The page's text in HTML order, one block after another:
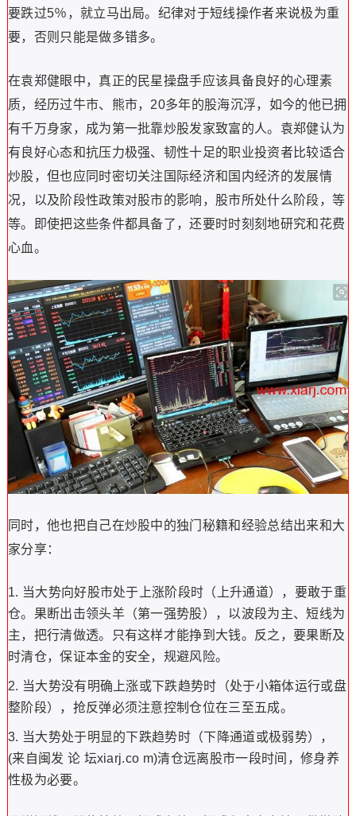
要跌过5％，就立马出局。纪律对于短线操作者来说极为重
要，否则只能是做多错多。
在袁郑健眼中，真正的民星操盘手应该具备良好的心理素
质，经历过牛市、熊市，20多年的股海沉浮，如今的他已拥
有千万身家，成为第一批靠炒股发家致富的人。袁郑健认为
有良好心态和抗压力极强、韧性十足的职业投资者比较适合
炒股，但也应同时密切关注国际经济和国内经济的发展情
况，以及阶段性政策对股市的影响，股市所处什么阶段，等
等。即使把这些条件都具备了，还要时时刻刻地研究和花费
心血。
同时，他也把自己在炒股中的独门秘籍和经验总结出来和大
家分享：
当大势向好股市处于上涨阶段时（上升通道），要敢于重
仓。果断出击领头羊（第一强势股），以波段为主、短线为
主，把行清做透。只有这样才能挣到大钱。反之，要果断及
时清仓，保证本金的安全，规避风险。
当大势没有明确上涨或下跌趋势时（处于小箱体运行或盘
整阶段），抢反弹必须注意控制仓位在三至五成。
当大势处于明显的下跌趋势时（下降通道或极弱势），
(来自闽发 论 坛xiarj.co m)清仓远离股市一段时间，修身养
性极为必要。